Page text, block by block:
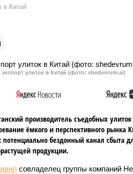
рублей пострадавшим
– капля в море по
в Китай
экспорт улиток в Китай (фото: shedevrum.ai)
производитель съедобных
ёмкого и перспективного рынка
потенциально бездонный канал сбыта
продукции.
совладелец группы компаний